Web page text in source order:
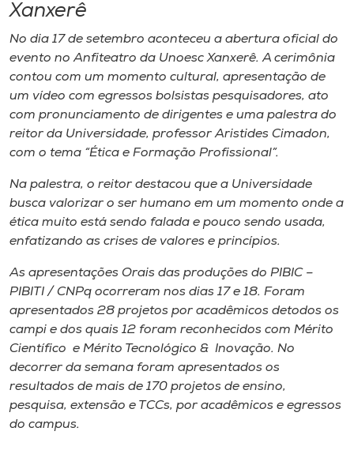
Xanxerê
No dia 17 de setembro aconteceu a abertura oficial do
evento no Anfiteatro da Unoesc Xanxerê. A cerimônia
contou com um momento cultural, apresentação de
um vídeo com egressos bolsistas pesquisadores, ato
com pronunciamento de dirigentes e uma palestra do
reitor da Universidade, professor Aristides Cimadon,
com o tema “Ética e Formação Profissional”.
Na palestra, o reitor destacou que a Universidade
busca valorizar o ser humano em um momento onde a
ética muito está sendo falada e pouco sendo usada,
enfatizando as crises de valores e princípios.
As apresentações Orais das produções do PIBIC –
PIBITI / CNPq ocorreram nos dias 17 e 18. Foram
apresentados 28 projetos por acadêmicos detodos os
campi e dos quais 12 foram reconhecidos com Mérito
Científico e Mérito Tecnológico & Inovação. No
decorrer da semana foram apresentados os
resultados de mais de 170 projetos de ensino,
pesquisa, extensão e TCCs, por acadêmicos e egressos
do campus.